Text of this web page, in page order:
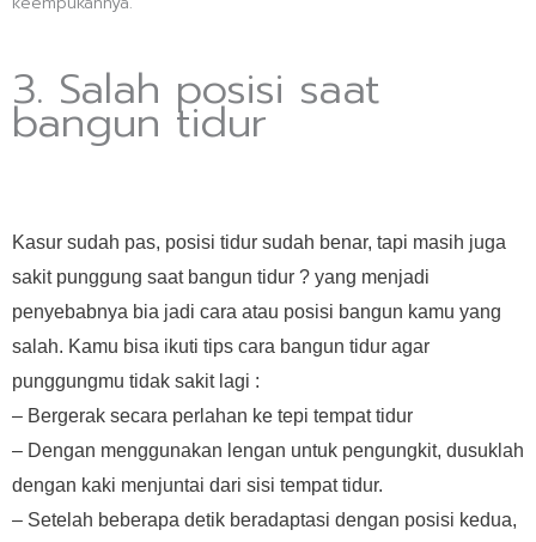
3. Salah posisi saat
bangun tidur
Kasur sudah pas, posisi tidur sudah benar, tapi masih juga
sakit punggung saat bangun tidur ? yang menjadi
penyebabnya bia jadi cara atau posisi bangun kamu yang
salah. Kamu bisa ikuti tips cara bangun tidur agar
punggungmu tidak sakit lagi :
– Bergerak secara perlahan ke tepi tempat tidur
– Dengan menggunakan lengan untuk pengungkit, dusuklah
dengan kaki menjuntai dari sisi tempat tidur.
– Setelah beberapa detik beradaptasi dengan posisi kedua,